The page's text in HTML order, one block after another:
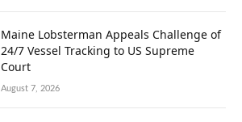
Maine Lobsterman Appeals Challenge of
24/7 Vessel Tracking to US Supreme
Court
August 7, 2026